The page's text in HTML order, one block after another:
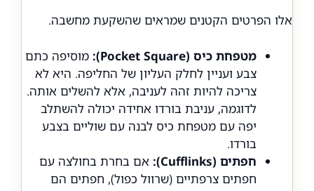
אלו הפרטים הקטנים שמראים שהשקעת מחשבה.
מטפחת כיס (Pocket Square):
מוסיפה כתם
צבע ועניין לחלק העליון של החליפה. היא לא
צריכה להיות זהה לעניבה, אלא להשלים אותה.
לדוגמה, עניבת בורדו אחידה יכולה להשתלב
יפה עם מטפחת כיס לבנה עם שוליים בצבע
בורדו.
חפתים (Cufflinks):
אם בחרת בחולצה עם
חפתים צרפתיים (שרוול כפול), חפתים הם